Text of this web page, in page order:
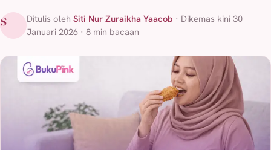
S Ditulis oleh Siti Nur Zuraikha Yaacob · Dikemas kini 30
Januari 2026 · 8 min bacaan